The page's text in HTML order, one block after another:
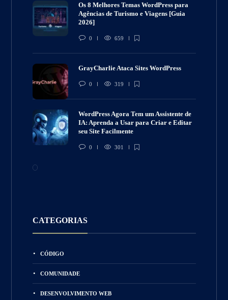
Os 8 Melhores Temas WordPress para
Agências de Turismo e Viagens [Guia
2026]
0 659
GrayCharlie Ataca Sites WordPress
0 319
WordPress Agora Tem um Assistente de
IA: Aprenda a Usar para Criar e Editar
seu Site Facilmente
0 301
CATEGORIAS
CÓDIGO
COMUNIDADE
DESENVOLVIMENTO WEB